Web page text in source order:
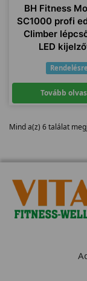
BH Fitness
SC1000 profi
Climber
LED
Rendelésre
Tovább
Mind a(z) 6 találat